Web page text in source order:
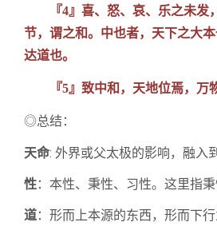
『4』喜、怒、哀、乐之未发
节，谓之和。中也者，天下之大
达道也。
『5』致中和，天地位焉，万物
◎总结：
天命: 外界或父太极的影响，融入
性：本性、秉性、习性。这里指
道：形而上本源的东西，形而下行